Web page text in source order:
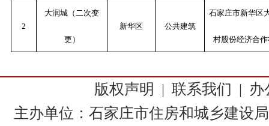
2
大润城（二次变
更）
新华区 公共建筑
石家庄市新华区
村股份经济合作
版权声明 | 联系我们 | 办
主办单位：石家庄市住房和城乡建设